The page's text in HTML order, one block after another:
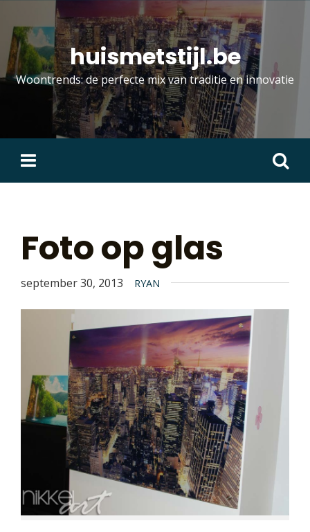
content
huismetstijl.be
Woontrends: de perfecte mix van traditie en innovatie
Zoeken
naar:
Foto op glas
september 30, 2013 RYAN